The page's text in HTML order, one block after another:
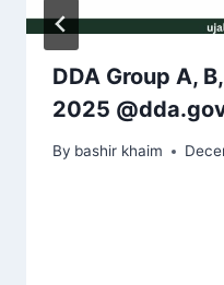
DDA Group A,
2025
By bashir khaim